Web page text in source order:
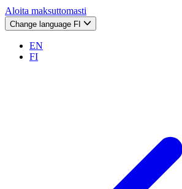
Aloita maksuttomasti
Change language FI
EN
FI